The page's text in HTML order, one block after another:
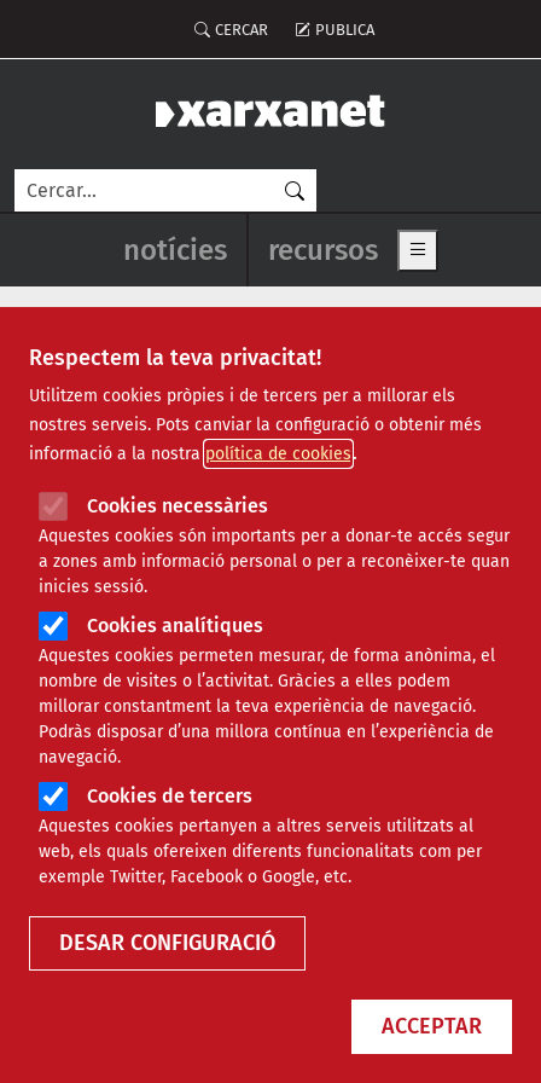
Respectem la teva privacitat!
Utilitzem cookies pròpies i de tercers per a millorar els
nostres serveis. Pots canviar la configuració o obtenir més
informació a la nostra política de cookies
Cookies necessàries
Aquestes cookies són importants per a donar-te accés segur
a zones amb informació personal o per a reconèixer-te quan
inicies sessió.
Cookies analítiques
Aquestes cookies permeten mesurar, de forma anònima, el
nombre de visites o l’activitat. Gràcies a elles podem
millorar constantment la teva experiència de navegació.
Podràs disposar d’una millora contínua en l’experiència de
navegació.
Cookies de tercers
Aquestes cookies pertanyen a altres serveis utilitzats al
web, els quals ofereixen diferents funcionalitats com per
exemple Twitter, Facebook o Google, etc.
DESAR CONFIGURACIÓ
ACCEPTAR
Menú del compte d'usuari
CERCAR PUBLICA
Cerca
Navegació principal de
notícies recursos Show main
Notícies
Totes | Ambiental | Comunitari | Cultural | Social
|
Internacional | Projectes | Jurídic | Tecnològic
Formació
OPINIÓ
Innovació social per enfortir
el Tercer Sector
Comparteix
F
a
e
X Compartir en altres xarxes socials
13/11/2018